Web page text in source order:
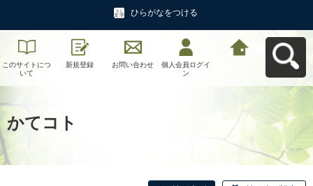
ひらがなをつける
このサイトにつ
いて
新規登録 お問い合わせ
個人会員ログイ
ン
かてコト